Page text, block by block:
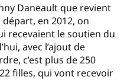
Daneault que revient
en 2012, on
recevaient le soutien du
avec l’ajout de
c’est plus de 250
filles, qui vont recevoir